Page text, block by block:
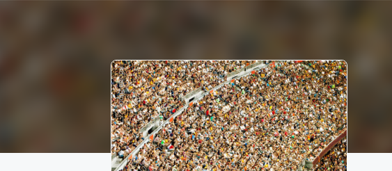
Adobe Stock